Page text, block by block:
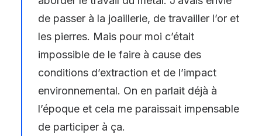
de passer à la joaillerie, de travailler l’or et
les pierres. Mais pour moi c’était
impossible de le faire à cause des
conditions d’extraction et de l’impact
environnemental. On en parlait déjà à
l’époque et cela me paraissait impensable
de participer à ça.